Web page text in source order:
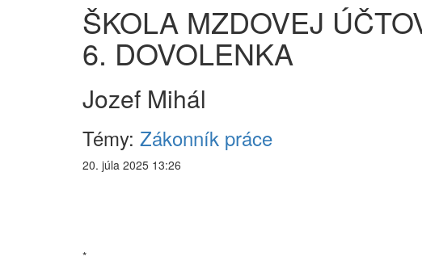
ŠKOLA MZDOVEJ
6. DOVOLENKA
Jozef Mihál
Témy: Zákonník práce
20. júla 2025 13:26
*